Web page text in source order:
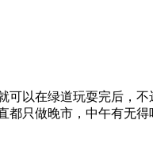
以在绿道玩耍完后，
都只做晚市，中午有无